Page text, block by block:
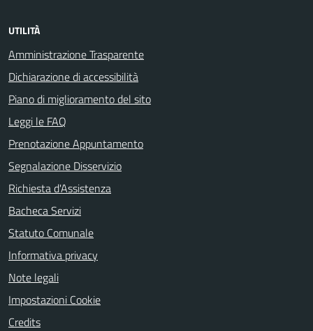
UTILITÀ
Amministrazione Trasparente
Dichiarazione di accessibilità
Piano di miglioramento del sito
Leggi le FAQ
Prenotazione Appuntamento
Segnalazione Disservizio
Richiesta d'Assistenza
Bacheca Servizi
Statuto Comunale
Informativa privacy
Note legali
Impostazioni Cookie
Credits